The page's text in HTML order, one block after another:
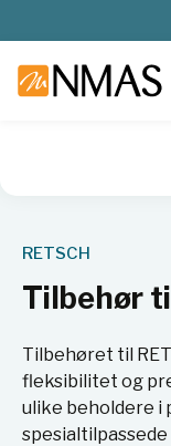
RETSCH
Tilbehør
Tilbehøret til
fleksibilitet og
ulike beholdere i